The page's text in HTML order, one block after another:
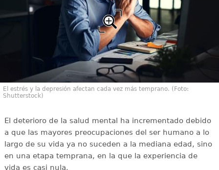
El estrés y la depresión afectan cada vez más temprano. (Foto:
Shutterstock)
El deterioro de la salud mental ha incrementado debido
a que las mayores preocupaciones del ser humano a lo
largo de su vida ya no suceden a la mediana edad, sino
en una etapa temprana, en la que la experiencia de
vida es casi nula.